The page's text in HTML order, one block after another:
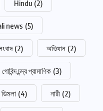
Hindu (2)
news (5)
(2) অভিযান (2)
গোবিন্দ চন্দ্র প্রামাণিক (3)
ডিমলা (4) নারী (2)